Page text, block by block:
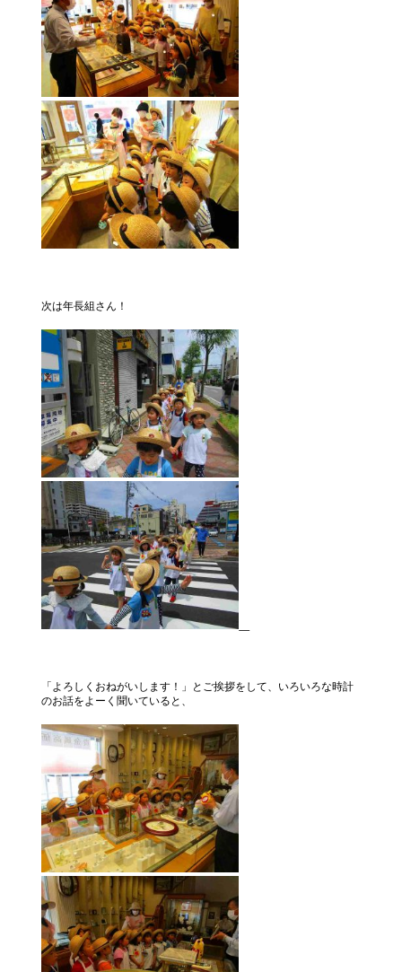
次は年長組さん！
「よろしくおねがいします！」とご挨拶をして、いろいろな時計
のお話をよーく聞いていると、